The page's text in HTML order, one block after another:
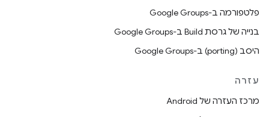
פלטפורמה ב-Google Groups
בנייה של גרסת Build ב-Google Groups
היסב (porting) ב-Google Groups
עזרה
מרכז העזרה של Android